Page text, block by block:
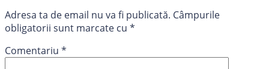
Adresa ta de email nu va fi publicată. Câmpurile
obligatorii sunt marcate cu *
Comentariu *